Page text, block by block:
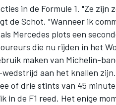
in de Formule 1. "Ze zijn
de Schot. "Wanneer ik
Mercedes plots een
die nu rijden in het
maken van Michelin-
aan het knallen
of drie stints van 45
in de F1 reed. Het enige